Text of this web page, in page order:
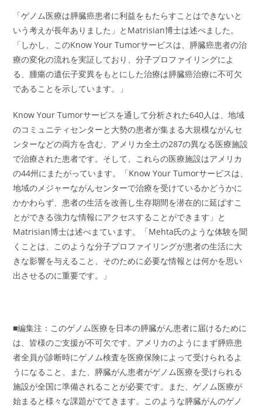
「ゲノム医療は膵臓癌患者に利益をもたらすことはできないと
いう考えが長年ありました」とMatrisian博士は述べました。
「しかし、このKnow Your Tumorサービスは、膵臓癌患者の治
療の変化の流れを実証しており、分子プロファイリングによ
る、腫瘍の遺伝子変異をもとにした治療は膵臓癌治療に不可欠
であることを示しています。」
Know Your Tumorサービスを通して分析された640人は、地域
のコミュニティセンターと大勢の患者が集まる大規模ながんセ
ンターなどの両方を含む、アメリカ全土の287の異なる医療施設
で治療された患者です。そして、これらの医療施設はアメリカ
の44州にまたがっています。「Know Your Tumorサービスは、
地域のメジャーながんセンターで治療を受けているかどうかに
かかわらず、患者の生活を改善し生存期間を潜在的に延ばすこ
とができる強力な情報にアクセスすることができます」と
Matrisian博士は述べまています。「Mehta氏のような体験を聞
くことは、このような分子プロファイリングが患者の生活に大
きな影響を与えること、そのために必要な情報とは何かを思い
出させるのに重要です。」
■編集注：このゲノム医療を日本の膵臓がん患者に届けるために
は、皆様のご支援が不可欠です。アメリカのようにまず膵癌患
者全員が診断時にゲノム検査を医療保険によって受けられるよ
うになること、また、膵臓がん患者がゲノム医療を受けられる
施設が全国に準備されることが必要です。また、ゲノム医療が
始まると様々な課題がでてきます。このような膵臓がんのゲノ